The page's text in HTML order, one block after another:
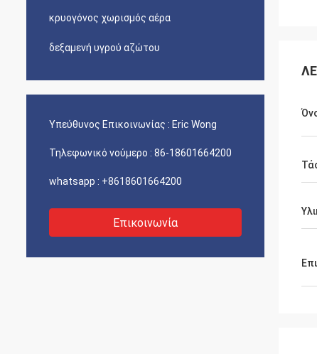
κρυογόνος χωρισμός αέρα
δεξαμενή υγρού αζώτου
Υπεύθυνος Επικοινωνίας : Eric Wong
Τηλεφωνικό νούμερο : 86-18601664200
whatsapp : +8618601664200
Επικοινωνία